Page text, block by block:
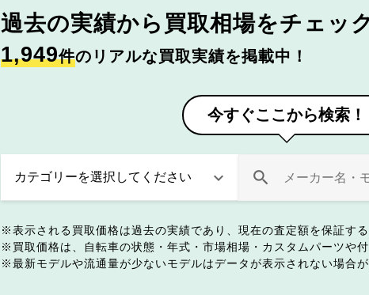
過去の実績から 買取相場をチェッ
1,949件のリアルな買取実績を掲載中！
今すぐここから検索！
表示される買取価格は過去の実績であり、現在の査定額を保証する
買取価格は、自転車の状態・年式・市場相場・カスタムパーツや
最新モデルや流通量が少ないモデルはデータが表示されない場合が